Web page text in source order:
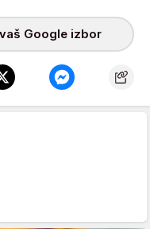
Google izbor